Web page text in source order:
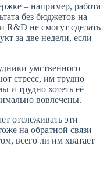
– например, работа
без бюджетов на
R&D не смогут сделать
за две недели, если
умственного
стресс, им трудно
и трудно хотеть её
вовлечены.
отслеживать эти
на обратной связи –
всего ли им хватает